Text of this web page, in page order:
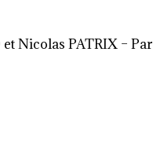
Nicolas PATRIX –